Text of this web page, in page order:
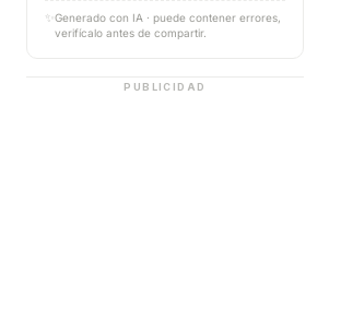
✨ Generado con IA · puede contener errores,
verifícalo antes de compartir.
PUBLICIDAD